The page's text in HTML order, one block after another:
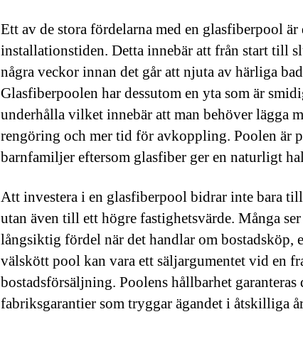
Ett av de stora fördelarna med en glasfiberpool är
installationstiden. Detta innebär att från start till
några veckor innan det går att njuta av härliga
Glasfiberpoolen har dessutom en yta som är
underhålla vilket innebär att man behöver lägga
rengöring och mer tid för avkoppling. Poolen är
barnfamiljer eftersom glasfiber ger en naturligt
Att investera i en glasfiberpool bidrar inte bara
utan även till ett högre fastighetsvärde. Många
långsiktig fördel när det handlar om bostadsköp,
välskött pool kan vara ett säljargumentet vid en
bostadsförsäljning. Poolens hållbarhet garanteras
fabriksgarantier som tryggar ägandet i åtskilliga